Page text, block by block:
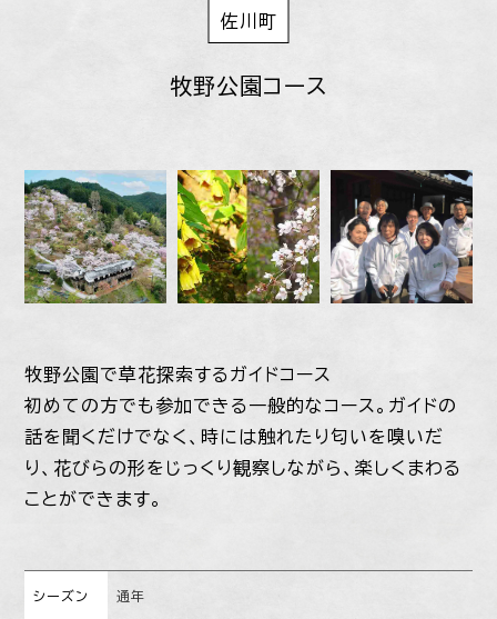
佐川町
牧野公園コース
牧野公園で草花探索するガイドコース
初めての方でも参加できる一般的なコース。ガイドの
話を聞くだけでなく、時には触れたり匂いを嗅いだ
り、花びらの形をじっくり観察しながら、楽しくまわる
ことができます。
シーズン 通年